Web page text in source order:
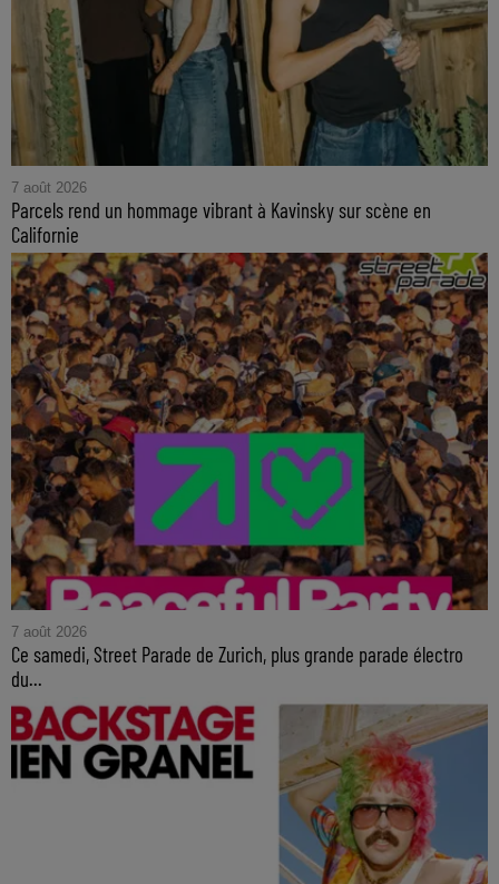
7 août 2026
Parcels rend un hommage vibrant à Kavinsky sur scène en
Californie
7 août 2026
Ce samedi, Street Parade de Zurich, plus grande parade électro
du...